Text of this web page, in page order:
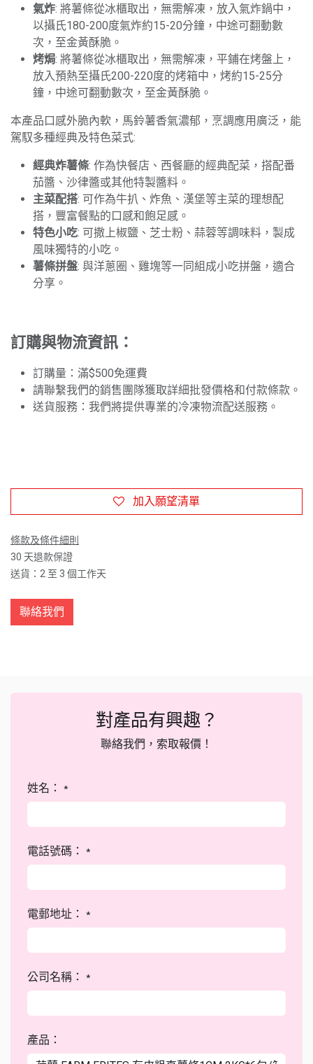
氣炸: 將薯條從冰櫃取出，無需解凍，放入氣炸鍋中，
以攝氏180-200度氣炸約15-20分鐘，中途可翻動數
次，至金黃酥脆。
烤焗: 將薯條從冰櫃取出，無需解凍，平鋪在烤盤上，
放入預熱至攝氏200-220度的烤箱中，烤約15-25分
鐘，中途可翻動數次，至金黃酥脆。
本產品口感外脆內軟，馬鈴薯香氣濃郁，烹調應用廣泛，能
駕馭多種經典及特色菜式:
經典炸薯條: 作為快餐店、西餐廳的經典配菜，搭配番
茄醬、沙律醬或其他特製醬料。
主菜配搭: 可作為牛扒、炸魚、漢堡等主菜的理想配
搭，豐富餐點的口感和飽足感。
特色小吃: 可撒上椒鹽、芝士粉、蒜蓉等調味料，製成
風味獨特的小吃。
薯條拼盤: 與洋蔥圈、雞塊等一同組成小吃拼盤，適合
分享。
訂購與物流資訊：
訂購量：滿$500免運費
請聯繫我們的銷售團隊獲取詳細批發價格和付款條款。
送貨服務：我們將提供專業的冷凍物流配送服務。
加入願望清單
條款及條件細則
30 天退款保證
送貨：2 至 3 個工作天
聯絡我們
對產品有興趣？
聯絡我們，索取報價！
姓名： *
電話號碼： *
電郵地址： *
公司名稱： *
產品：